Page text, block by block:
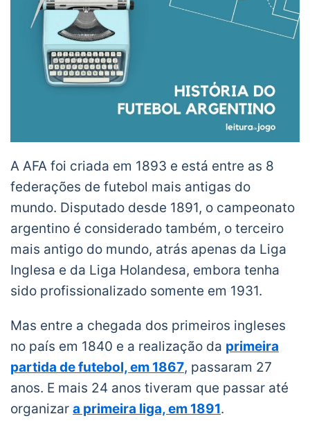
A AFA foi criada em 1893 e está entre as 8
federações de futebol mais antigas do
mundo. Disputado desde 1891, o campeonato
argentino é considerado também, o terceiro
mais antigo do mundo, atrás apenas da Liga
Inglesa e da Liga Holandesa, embora tenha
sido profissionalizado somente em 1931.
Mas entre a chegada dos primeiros ingleses
no país em 1840 e a realização da primeira
partida de futebol, em 1867, passaram 27
anos. E mais 24 anos tiveram que passar até
organizar a primeira liga, em 1891.